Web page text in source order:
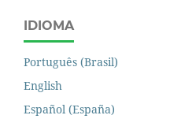
IDIOMA
Português (Brasil)
English
Español (España)